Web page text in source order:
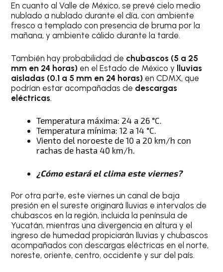
En cuanto al Valle de México, se prevé cielo medio
nublado a nublado durante el día, con ambiente
fresco a templado con presencia de bruma por la
mañana, y ambiente cálido durante la tarde.
También hay probabilidad de chubascos (5 a 25
mm en 24 horas) en el Estado de México y lluvias
aisladas (0.1 a 5 mm en 24 horas) en CDMX, que
podrían estar acompañadas de descargas
eléctricas.
Temperatura máxima: 24 a 26 °C.
Temperatura mínima: 12 a 14 °C.
Viento del noroeste de 10 a 20 km/h con
rachas de hasta 40 km/h.
¿Cómo estará el clima este viernes?
Por otra parte, este viernes un canal de baja
presión en el sureste originará lluvias e intervalos de
chubascos en la región, incluida la península de
Yucatán, mientras una divergencia en altura y el
ingreso de humedad propiciarán lluvias y chubascos
acompañados con descargas eléctricas en el norte,
noreste, oriente, centro, occidente y sur del país.